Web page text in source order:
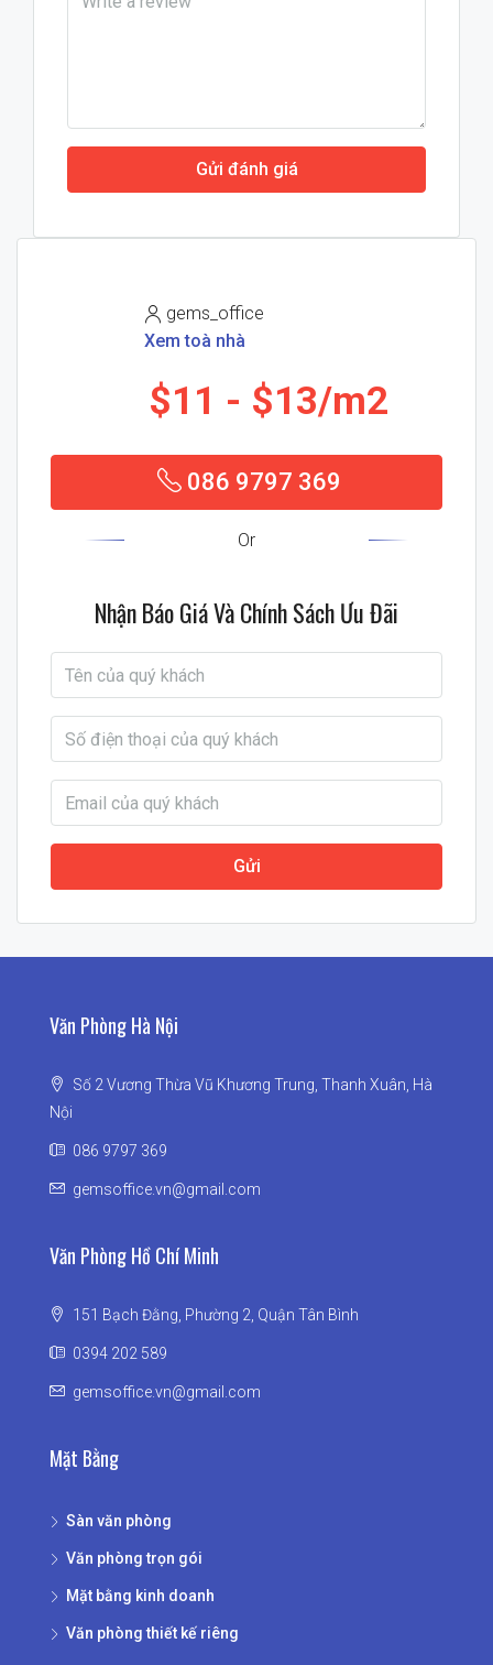
Gửi đánh giá
gems_office
Xem toà nhà
$11 $13/m2
086 9797 369
Or
Nhận Báo Giá Và Chính Sách Ưu Đãi
Gửi
Văn Phòng Hà Nội
Số 2 Vương Thừa Vũ Khương Trung, Thanh Xuân, Hà
Nội
086 9797 369
gemsoffice.vn@gmail.com
Văn Phòng Hồ Chí Minh
151 Bạch Đằng, Phường 2, Quận Tân Bình
0394 202 589
gemsoffice.vn@gmail.com
Mặt Bằng
Sàn văn phòng
Văn phòng trọn gói
Mặt bằng kinh doanh
Văn phòng thiết kế riêng